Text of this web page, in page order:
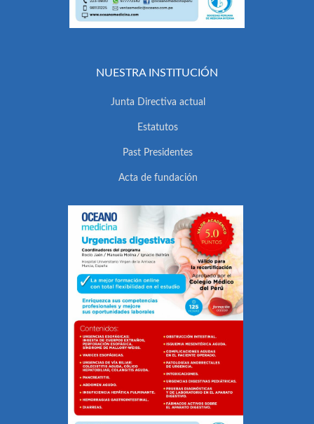
NUESTRA INSTITUCIÓN
Junta Directiva actual
Estatutos
Past Presidentes
Acta de fundación